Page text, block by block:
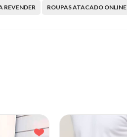
REVENDER ROUPAS ATACADO ONLINE